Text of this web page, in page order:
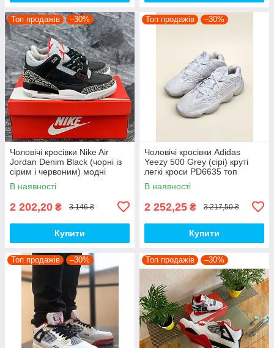
Топ продажів –30%
Чоловічі кросівки Nike Air
Jordan Denim Black (чорні із
сірим і червоним) модні
демісезонні кроси PD7043
топ
В наявності
2 202,20 ₴ 3 146 ₴
Купити
Топ продажів –30%
Чоловічі кросівки Adidas
Yeezy 500 Grey (сірі) круті
легкі кроси PD6635 топ
В наявності
2 252,25 ₴ 3 217,50 ₴
Купити
Топ продажів –30% Топ продажів –30%